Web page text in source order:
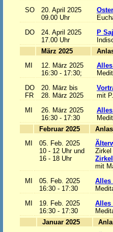
SO
20. April 2025
09.00 Uhr
DO
24. April 2025
17.00 Uhr
P
März 2025
MI
12. März 2025
16:30 - 17:30;
DO
FR
20. März bis
28. März 2025
mit
MI
26. März 2025
16:30 - 17:30
Februar 2025
MI
05. Feb. 2025
10 - 12 Uhr und
16 - 18 Uhr
Zirkel
mit
MI
05. Feb. 2025
16:30 - 17:30
Alles
MI
19. Feb. 2025
16:30 - 17:30
Alles
Januar 2025